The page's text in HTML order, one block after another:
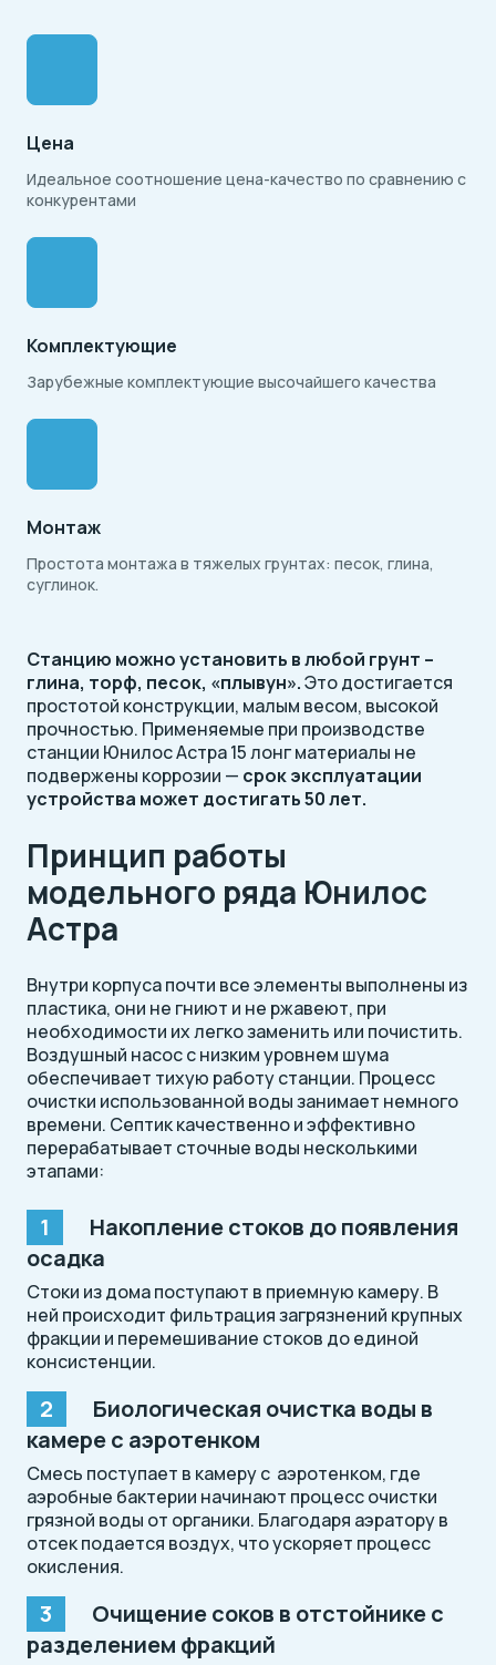
Цена
Идеальное соотношение цена-качество по сравнению с
конкурентами
Комплектующие
Зарубежные комплектующие высочайшего качества
Монтаж
Простота монтажа в тяжелых грунтах: песок, глина,
суглинок.
Станцию можно установить в любой грунт –
глина, торф, песок, «плывун».Это достигается
простотой конструкции, малым весом, высокой
прочностью. Применяемые при производстве
станции Юнилос Астра 15 лонг материалы не
подвержены коррозии — срок эксплуатации
устройства может достигать 50 лет.
Принцип работы
модельного ряда Юнилос
Астра
Внутри корпуса почти все элементы выполнены из
пластика, они не гниют и не ржавеют, при
необходимости их легко заменить или почистить.
Воздушный насос с низким уровнем шума
обеспечивает тихую работу станции. Процесс
очистки использованной воды занимает немного
времени. Септик качественно и эффективно
перерабатывает сточные воды несколькими
этапами:
Накопление стоков до появления
осадка
Стоки из дома поступают в приемную камеру. В
ней происходит фильтрация загрязнений крупных
фракции и перемешивание стоков до единой
консистенции.
Биологическая очистка воды в
камере с аэротенком
Смесь поступает в камеру с аэротенком, где
аэробные бактерии начинают процесс очистки
грязной воды от органики. Благодаря аэратору в
отсек подается воздух, что ускоряет процесс
окисления.
Очищение соков в отстойнике с
разделением фракций